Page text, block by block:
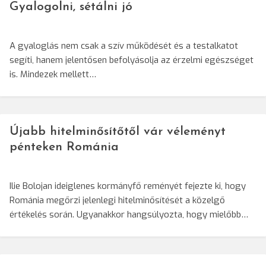
Gyalogolni, sétálni jó
A gyaloglás nem csak a szív működését és a testalkatot
segíti, hanem jelentősen befolyásolja az érzelmi egészséget
is. Mindezek mellett…
Újabb hitelminősítőtől vár véleményt
pénteken Románia
Ilie Bolojan ideiglenes kormányfő reményét fejezte ki, hogy
Románia megőrzi jelenlegi hitelminősítését a közelgő
értékelés során. Ugyanakkor hangsúlyozta, hogy mielőbb…